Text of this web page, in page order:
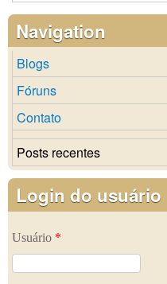
Navigation
Blogs
Fóruns
Contato
Posts recentes
Login do usuário
Usuário *